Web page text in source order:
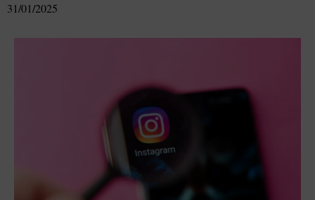
31/01/2025